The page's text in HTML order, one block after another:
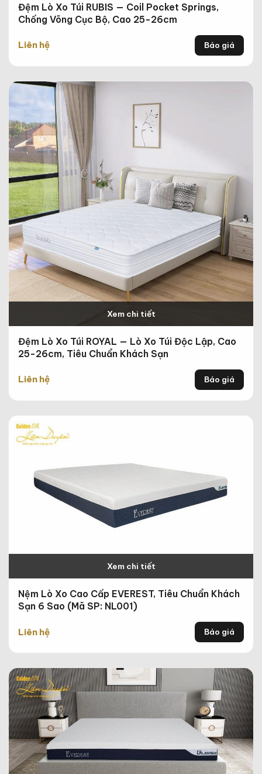
Đệm Lò Xo Túi RUBIS — Coil Pocket Springs,
Chống Võng Cục Bộ, Cao 25-26cm
Liên hệ Báo giá
Xem chi tiết
Đệm Lò Xo Túi ROYAL — Lò Xo Túi Độc Lập, Cao
25-26cm, Tiêu Chuẩn Khách Sạn
Liên hệ Báo giá
Xem chi tiết
Nệm Lò Xo Cao Cấp EVEREST, Tiêu Chuẩn Khách
Sạn 6 Sao (Mã SP: NL001)
Liên hệ Báo giá